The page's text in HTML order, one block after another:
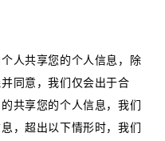
人共享您的个人信息，除
同意，我们仅会出于合
共享您的个人信息，我们
，超出以下情形时，我们